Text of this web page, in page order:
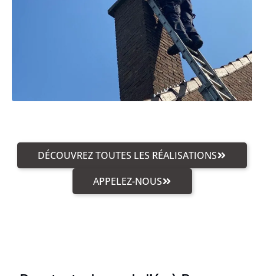
DÉCOUVREZ TOUTES LES RÉALISATIONS
APPELEZ-NOUS